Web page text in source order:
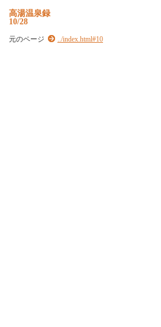
高湯温泉録
10/28
元のページ ../index.html#10